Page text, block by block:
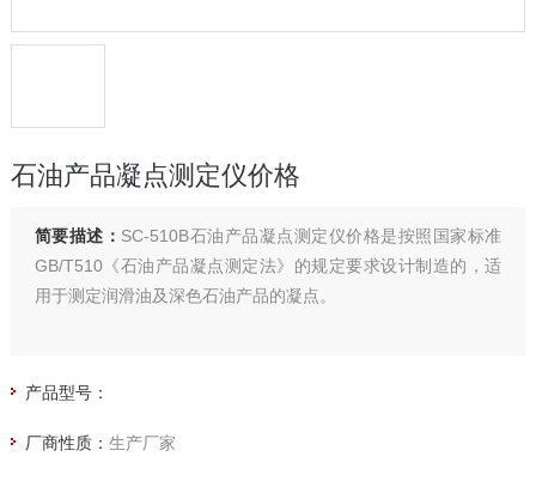
石油产品凝点测定仪价格
简要描述： SC-510B石油产品凝点测定仪价格是按照国家标准
GB/T510《石油产品凝点测定法》的规定要求设计制造的，适
用于测定润滑油及深色石油产品的凝点。
产品型号：
厂商性质： 生产厂家